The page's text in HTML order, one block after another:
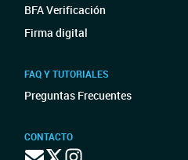
BFA Verificación
Firma digital
FAQ Y TUTORIALES
Preguntas Frecuentes
CONTACTO